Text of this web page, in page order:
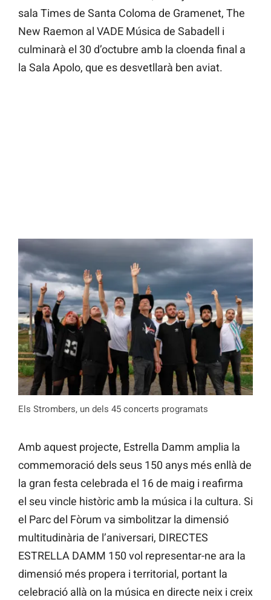
sala Times de Santa Coloma de Gramenet, The
New Raemon al VADE Música de Sabadell i
culminarà el 30 d’octubre amb la cloenda final a
la Sala Apolo, que es desvetllarà ben aviat.
Els Strombers, un dels 45 concerts programats
Amb aquest projecte, Estrella Damm amplia la
commemoració dels seus 150 anys més enllà de
la gran festa celebrada el 16 de maig i reafirma
el seu vincle històric amb la música i la cultura. Si
el Parc del Fòrum va simbolitzar la dimensió
multitudinària de l’aniversari, DIRECTES
ESTRELLA DAMM 150 vol representar-ne ara la
dimensió més propera i territorial, portant la
celebració allà on la música en directe neix i creix